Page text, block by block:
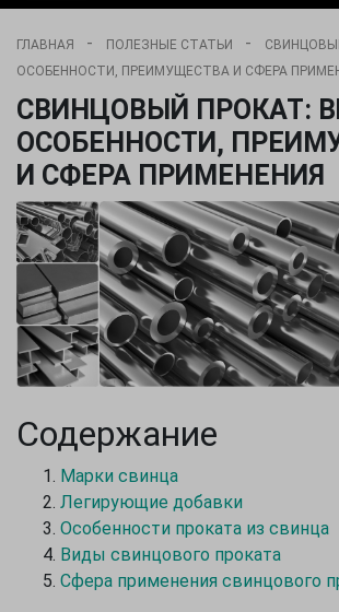
ГЛАВНАЯ - ПОЛЕЗНЫЕ СТАТЬИ -
ОСОБЕННОСТИ, ПРЕИМУЩЕСТВА И СФЕРА
СВИНЦОВЫЙ ПРОКАТ:
ОСОБЕННОСТИ,
И СФЕРА ПРИМЕНЕНИЯ
Содержание
Марки свинца
Легирующие добавки
Особенности проката из свинца
Виды свинцового проката
Сфера применения свинцового